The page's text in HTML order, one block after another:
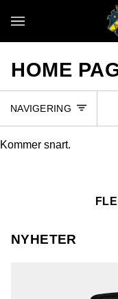
innehållet
HOME
NAVIGERING
Kommer snart.
NYHETER